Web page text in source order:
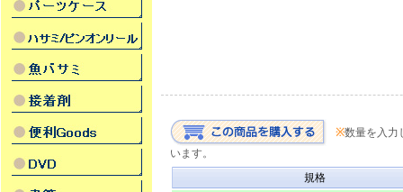
※数量を入力
います。
規格